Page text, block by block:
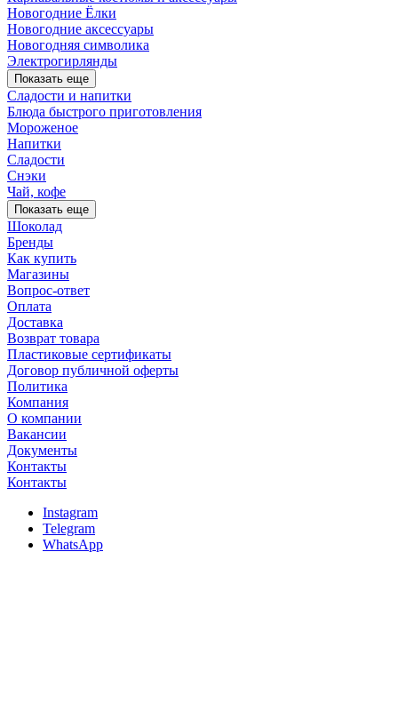
Новогодние Ёлки
Новогодние аксессуары
Новогодняя символика
Электрогирлянды
Показать еще
Сладости и напитки
Блюда быстрого приготовления
Мороженое
Напитки
Сладости
Снэки
Чай, кофе
Показать еще
Шоколад
Бренды
Как купить
Магазины
Вопрос-ответ
Оплата
Доставка
Возврат товара
Пластиковые сертификаты
Договор публичной оферты
Политика
Компания
О компании
Вакансии
Документы
Контакты
Контакты
Instagram
Telegram
WhatsApp